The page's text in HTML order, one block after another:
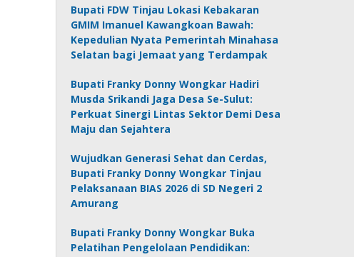
Bupati FDW Tinjau Lokasi Kebakaran
GMIM Imanuel Kawangkoan Bawah:
Kepedulian Nyata Pemerintah Minahasa
Selatan bagi Jemaat yang Terdampak
Bupati Franky Donny Wongkar Hadiri
Musda Srikandi Jaga Desa Se-Sulut:
Perkuat Sinergi Lintas Sektor Demi Desa
Maju dan Sejahtera
Wujudkan Generasi Sehat dan Cerdas,
Bupati Franky Donny Wongkar Tinjau
Pelaksanaan BIAS 2026 di SD Negeri 2
Amurang
Bupati Franky Donny Wongkar Buka
Pelatihan Pengelolaan Pendidikan: